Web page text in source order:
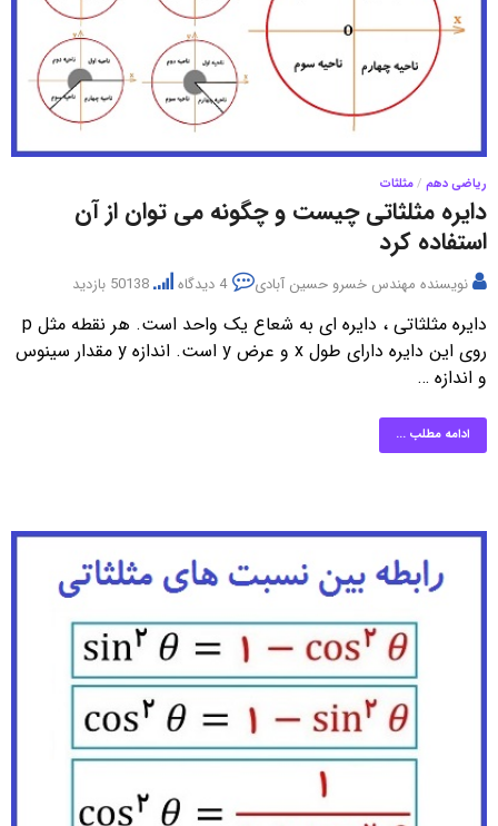
ریاضی دهم /مثلثات
دایره مثلثاتی چیست و چگونه می توان از آن
استفاده کرد
نویسنده مهندس خسرو حسین آبادی 4 دیدگاه
دایره مثلثاتی ، دایره ای به شعاع یک واحد است. هر نقطه مثل p
روی این دایره دارای طول x و عرض y است. اندازه y مقدار سینوس
و اندازه …
ادامه مطلب ...